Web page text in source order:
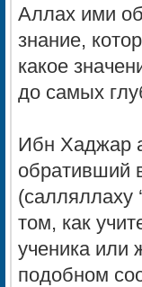
Аллах ими
знание,
какое
до самых
Ибн Хаджар
обративший
(салляллаху
том, как
ученика или
подобном